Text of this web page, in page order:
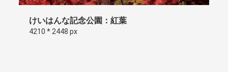
けいはんな記念公園：紅葉
4210 * 2448 px